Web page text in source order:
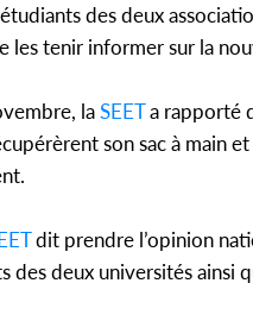
des deux
tenir informer sur la
laSEETa rapporté
son sac à main
dit prendre l’opinion
des deux universités ainsi